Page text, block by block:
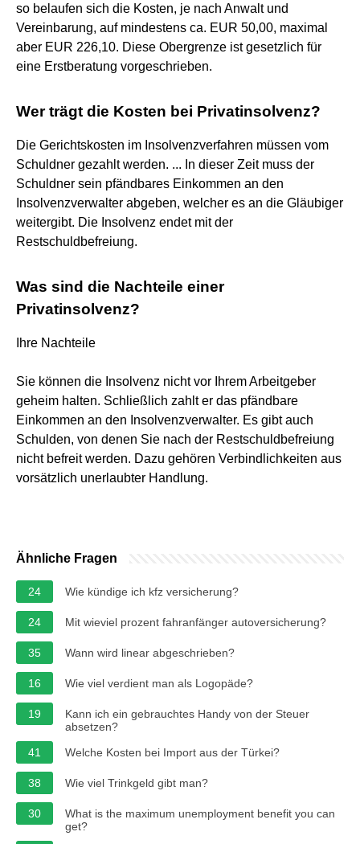
so belaufen sich die Kosten, je nach Anwalt und
Vereinbarung, auf mindestens ca. EUR 50,00, maximal
aber EUR 226,10. Diese Obergrenze ist gesetzlich für
eine Erstberatung vorgeschrieben.
Wer trägt die Kosten bei Privatinsolvenz?
Die Gerichtskosten im Insolvenzverfahren müssen vom
Schuldner gezahlt werden. ... In dieser Zeit muss der
Schuldner sein pfändbares Einkommen an den
Insolvenzverwalter abgeben, welcher es an die Gläubiger
weitergibt. Die Insolvenz endet mit der
Restschuldbefreiung.
Was sind die Nachteile einer
Privatinsolvenz?
Ihre Nachteile
Sie können die Insolvenz nicht vor Ihrem Arbeitgeber
geheim halten. Schließlich zahlt er das pfändbare
Einkommen an den Insolvenzverwalter. Es gibt auch
Schulden, von denen Sie nach der Restschuldbefreiung
nicht befreit werden. Dazu gehören Verbindlichkeiten aus
vorsätzlich unerlaubter Handlung.
Ähnliche Fragen
24 Wie kündige ich kfz versicherung?
24 Mit wieviel prozent fahranfänger autoversicherung?
35 Wann wird linear abgeschrieben?
16 Wie viel verdient man als Logopäde?
19
Kann ich ein gebrauchtes Handy von der Steuer
absetzen?
41
Welche Kosten bei Import aus der Türkei?
38 Wie viel Trinkgeld gibt man?
30
What is the maximum unemployment benefit you can
get?